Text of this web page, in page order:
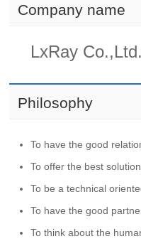
Company name
LxRay Co.,Ltd.
Philosophy
To have the good
To offer the best
To be a technical
To have the good
To think about the